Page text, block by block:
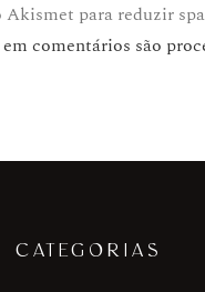
para reduzir
comentários são
CATEGORIAS